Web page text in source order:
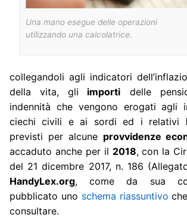
Una mano esegue delle operazioni
utilizzando una calcolatrice.
collegandoli agli indicatori
della vita, gli importi delle
indennità che vengono erogati agli
ciechi civili e ai sordi ed i relativi
previsti per alcune provvidenze
accaduto anche per il 2018, con la
del 21 dicembre 2017, n. 186
HandyLex.org, come da sua
pubblicato uno schema riassuntivo
consultare.